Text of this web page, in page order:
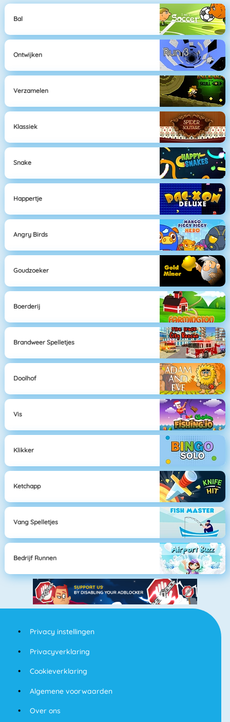
Bal
Ontwijken
Verzamelen
Klassiek
Snake
Happertje
Angry Birds
Goudzoeker
Boerderij
Brandweer Spelletjes
Doolhof
Vis
Klikker
Ketchapp
Vang Spelletjes
Bedrijf Runnen
Privacy instellingen
Privacyverklaring
Cookieverklaring
Algemene voorwaarden
Over ons